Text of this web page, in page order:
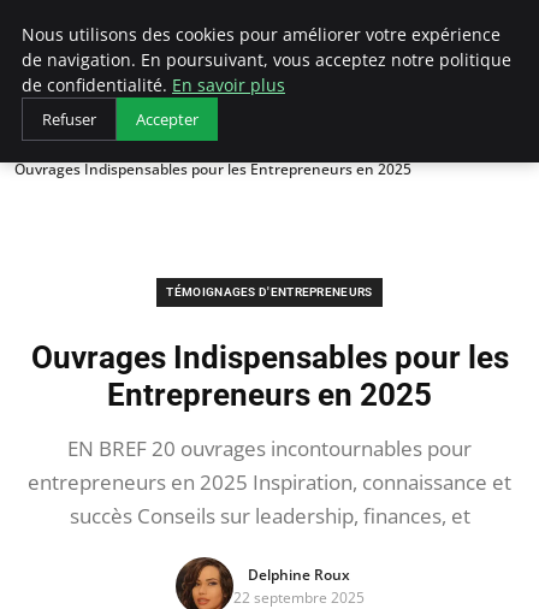
LECFCM
Accueil
Témoignages d'entrepreneurs
Ouvrages Indispensables pour les Entrepreneurs en 2025
TÉMOIGNAGES D'ENTREPRENEURS
Ouvrages Indispensables pour les
Entrepreneurs en 2025
EN BREF 20 ouvrages incontournables pour
entrepreneurs en 2025 Inspiration, connaissance et
succès Conseils sur leadership, finances, et
Delphine Roux
22 septembre 2025
Nous utilisons des cookies pour améliorer votre expérience
de navigation. En poursuivant, vous acceptez notre politique
de confidentialité. En savoir plus
Refuser Accepter